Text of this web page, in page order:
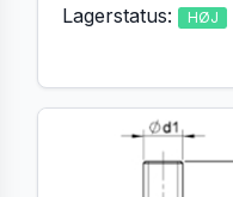
Lagerstatus: HØJ